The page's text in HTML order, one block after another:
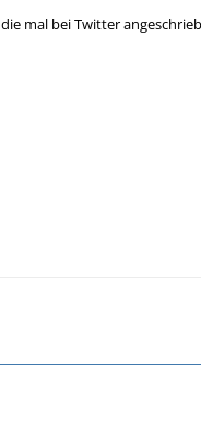
mal bei Twitter